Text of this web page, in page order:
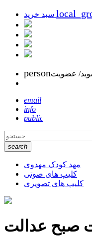
personعضویت
email
info
public
search
مهد کودک مهدوی
کلیپ های صوتی
کلیپ های تصویری
صبح عدالت